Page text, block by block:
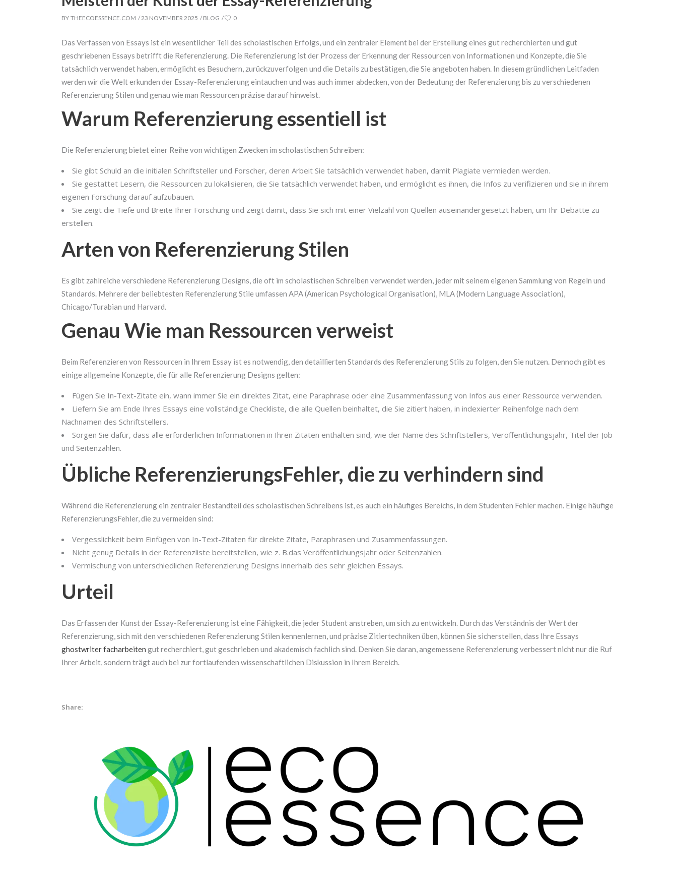
BY THEECOESSENCE.COM 23 NOVEMBER 2025 BLOG 0
Das Verfassen von Essays ist ein wesentlicher Teil des scholastischen Erfolgs, und ein zentraler Element bei der Erstellung eines gut recherchierten und gut
geschriebenen Essays betrifft die Referenzierung. Die Referenzierung ist der Prozess der Erkennung der Ressourcen von Informationen und Konzepte, die Sie
tatsächlich verwendet haben, ermöglichtes Besuchern, zurückzuverfolgen und die Details zu bestätigen, die Sie angeboten haben. In diesem gründlichen Leitfaden
werden wir die Welt erkunden der Essay-Referenzierung eintauchen und was auch immer abdecken, von der Bedeutung der Referenzierung bis zu verschiedenen
Referenzierung Stilen und genau wie man Ressourcen präzise darauf hinweist.
Warum Referenzierung essentiell ist
Die Referenzierung bietet einer Reihe von wichtigen Zwecken im scholastischen Schreiben:
Sie gibt Schuld an die initialen Schriftsteller und Forscher, deren Arbeit Sie tatsächlich verwendet haben, damit Plagiate vermieden werden.
Sie gestattet Lesern, die Ressourcen zu lokalisieren, die Sie tatsächlich verwendet haben, und ermöglicht es ihnen, die Infos zu verifizieren und sie in ihrem
eigenen Forschung darauf aufzubauen.
Sie zeigt die Tiefe und Breite Ihrer Forschung und zeigt damit, dass Sie sich mit einer Vielzahl von Quellen auseinandergesetzt haben, um Ihr Debatte zu
erstellen.
Arten von Referenzierung Stilen
Es gibt zahlreiche verschiedene Referenzierung Designs, die oft im scholastischen Schreiben verwendet werden, jeder mit seinem eigenen Sammlung von Regeln und
Standards. Mehrere der beliebtesten Referenzierung Stile umfassen APA (American Psychological Organisation), MLA (Modern Language Association),
Chicago/Turabian und Harvard.
Genau Wie man Ressourcen verweist
Beim Referenzieren von Ressourcen in Ihrem Essay ist es notwendig, den detaillierten Standards des Referenzierung Stils zu folgen, den Sie nutzen. Dennoch gibt es
einige allgemeine Konzepte, die für alle Referenzierung Designs gelten:
Fügen Sie In-Text-Zitate ein, wann immer Sie ein direktes Zitat, eine Paraphrase oder eine Zusammenfassung von Infos aus einer Ressource verwenden.
Liefern Sie am Ende Ihres Essays eine vollständige Checkliste, die alle Quellen beinhaltet, die Sie zitiert haben, in indexierter Reihenfolge nach dem
Nachnamen des Schriftstellers.
Sorgen Sie dafür, dass alle erforderlichen Informationen in Ihren Zitaten enthalten sind, wie der Name des Schriftstellers, Veröffentlichungsjahr, Titel der Job
und Seitenzahlen.
Übliche ReferenzierungsFehler, die zu verhindern sind
Während die Referenzierung ein zentraler Bestandteil des scholastischen Schreibens ist, es auch ein häufiges Bereichs, in dem Studenten Fehler machen. Einige häufige
ReferenzierungsFehler, die zu vermeiden sind:
Vergesslichkeit beim Einfügen von In-Text-Zitaten für direkte Zitate, Paraphrasen und Zusammenfassungen.
Nicht genug Details in der Referenzliste bereitstellen, wie z. B.das Veröffentlichungsjahr oder Seitenzahlen.
Vermischung von unterschiedlichen Referenzierung Designs innerhalb des sehr gleichen Essays.
Urteil
Das Erfassen der Kunst der Essay-Referenzierung ist eine Fähigkeit, die jeder Student anstreben, um sich zu entwickeln. Durch das Verständnis der Wert der
Referenzierung, sich mit den verschiedenen Referenzierung Stilen kennenlernen, und präzise Zitiertechniken üben, können Sie sicherstellen, dass Ihre Essays
ghostwriter facharbeiten gut recherchiert, gut geschrieben und akademisch fachlich sind. Denken Sie daran, angemessene Referenzierung verbessert nicht nur die Ruf
Ihrer Arbeit, sondern trägt auch bei zur fortlaufenden wissenschaftlichen Diskussion in Ihrem Bereich.
Share: